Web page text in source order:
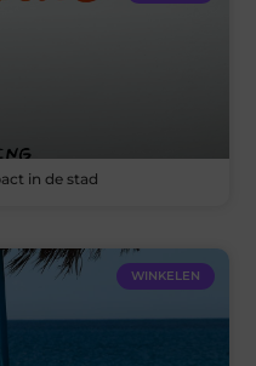
in de stad
WINKELEN